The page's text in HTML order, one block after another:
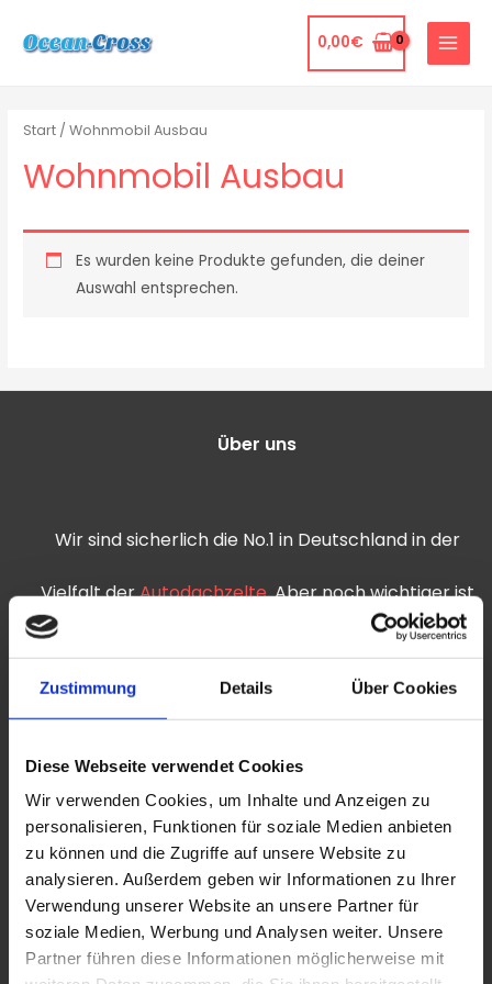
Zustimmung Details Über Cookies
Diese Webseite verwendet Cookies
Wir verwenden Cookies, um Inhalte und Anzeigen zu
personalisieren, Funktionen für soziale Medien anbieten
zu können und die Zugriffe auf unsere Website zu
analysieren. Außerdem geben wir Informationen zu Ihrer
Verwendung unserer Website an unsere Partner für
soziale Medien, Werbung und Analysen weiter. Unsere
Partner führen diese Informationen möglicherweise mit
0,00€
Start / Wohnmobil Ausbau
Wohnmobil Ausbau
Es wurden keine Produkte gefunden, die deiner
Auswahl entsprechen.
Über uns
Wir sind sicherlich die No.1 in Deutschland in der
Vielfalt derAutodachzelte. Aber noch wichtiger ist
der After Sales Service für Ersatzteile. … zB sofort
eine Ersatzleiter per Express nach Norwegen zu
Bedienungsfehler zu klären. Ein sehr gutes
Verhältnis zu unseren Kunden ist uns wichtig.
Ausgewählte Produkte